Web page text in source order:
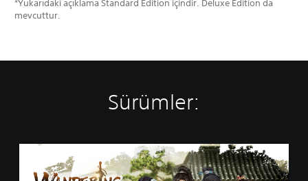
*Yukarıdaki açıklama Standard Edition içindir. Deluxe Edition da
mevcuttur.
Sürümler: